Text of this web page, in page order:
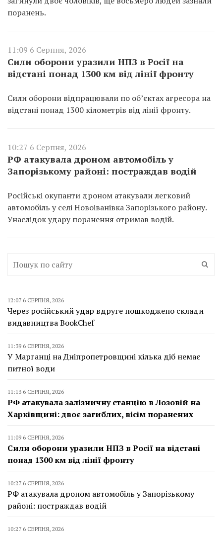
поранень.
11:09 6 Серпня, 2026
Сили оборони уразили НПЗ в Росії на
відстані понад 1300 км від лінії фронту
Сили оборони відпрацювали по об’єктах агресора на
відстані понад 1300 кілометрів від лінії фронту.
10:27 6 Серпня, 2026
РФ атакувала дроном автомобіль у
Запорізькому районі: постраждав водій
Російські окупанти дроном атакували легковий
автомобіль у селі Новоіванівка Запорізького району.
Унаслідок удару поранення отримав водій.
12:07 6 СЕРПНЯ, 2026
Через російський удар вдруге пошкоджено склади
видавництва BookChef
11:39 6 СЕРПНЯ, 2026
У Марганці на Дніпропетровщині кілька діб немає
питної води
11:13 6 СЕРПНЯ, 2026
РФ атакувала залізничну станцію в Лозовій на
Харківщині: двоє загиблих, вісім поранених
11:09 6 СЕРПНЯ, 2026
Сили оборони уразили НПЗ в Росії на відстані
понад 1300 км від лінії фронту
10:27 6 СЕРПНЯ, 2026
РФ атакувала дроном автомобіль у Запорізькому
районі: постраждав водій
10:27 6 СЕРПНЯ, 2026